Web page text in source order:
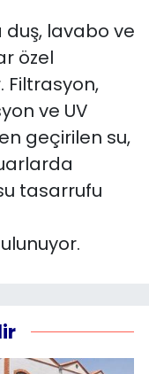
duş, lavabo ve
özel
Filtrasyon,
ve UV
geçirilen su,
tasarrufu